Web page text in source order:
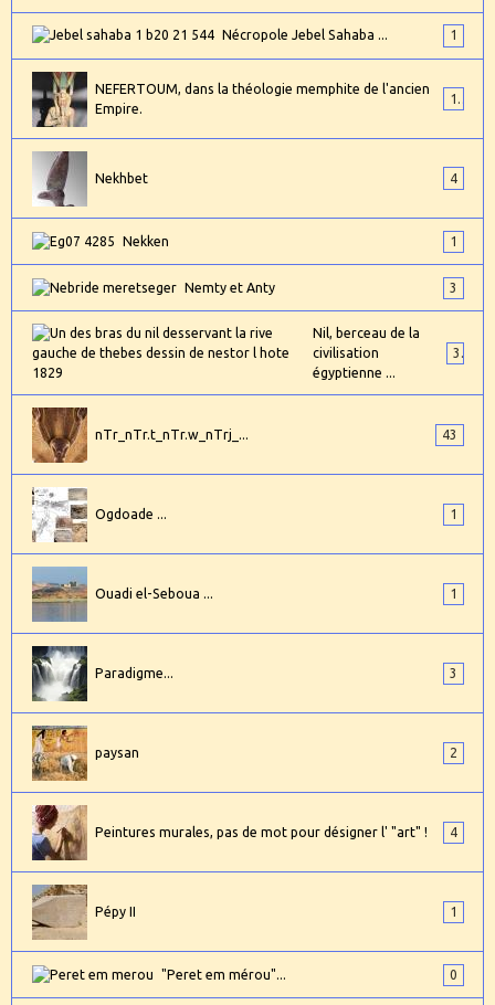
Nécropole Jebel Sahaba ... 1
NEFERTOUM, dans la théologie memphite de l'ancien
Empire.
Nekhbet 4
Nekken 1
Nemty et Anty 3
Nil, berceau de la
civilisation
égyptienne ...
3
nTr_nTr.t_nTr.w_nTrj_... 43
Ogdoade ... 1
Ouadi el-Seboua ... 1
Paradigme... 3
paysan 2
Peintures murales, pas de mot pour désigner l' "art" ! 4
Pépy II 1
"Peret em mérou"... 0